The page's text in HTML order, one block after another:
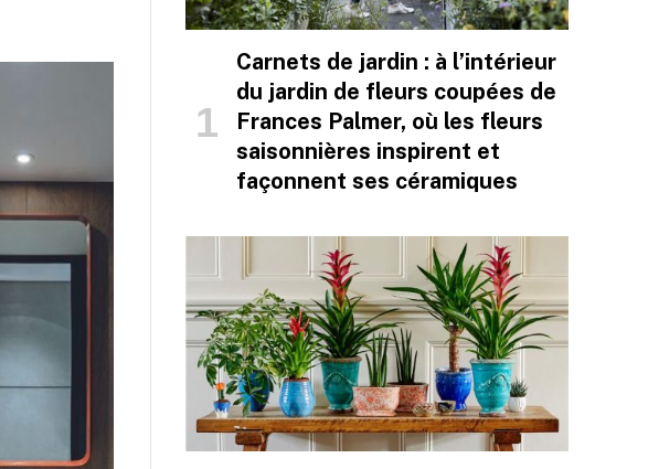
Carnets de jardin : à l’intérieur
du jardin de fleurs coupées de
Frances Palmer, où les fleurs
saisonnières inspirent et
façonnent ses céramiques